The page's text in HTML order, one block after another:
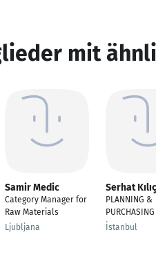
mit
Samir Medic
Category Manager for
Raw Materials
Ljubljana
Serhat
PLANNING &
PURCHASING
İstanbul